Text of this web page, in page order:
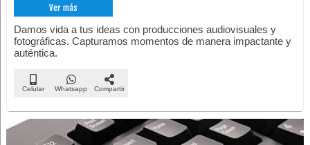
Ver más
Damos vida a tus ideas con producciones audiovisuales y
fotográficas. Capturamos momentos de manera impactante y
auténtica.
Celular Whatsapp Compartir